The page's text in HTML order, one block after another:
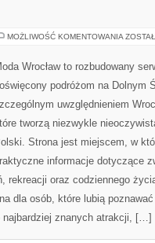
MOŻLIWOŚĆ KOMENTOWANIA
Wrocław to rozbudowany
podróżom na Dolnym
uwzględnieniem
tworzą niezwykle
Strona jest miejscem, w
informacje dotyczące
rekreacji oraz codziennego
dla osób, które lubią poznawać
najbardziej znanych atrakcji, […]